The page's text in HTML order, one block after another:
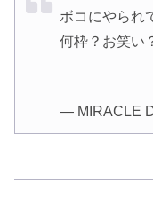
ボコにやられ
何枠？お笑い
— MIRACLE